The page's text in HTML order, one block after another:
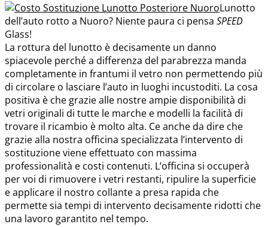
Lunotto
dell’auto rotto a Nuoro? Niente paura ci pensa SPEED
Glass!
La rottura del lunotto è decisamente un danno
spiacevole perché a differenza del parabrezza manda
completamente in frantumi il vetro non permettendo più
di circolare o lasciare l’auto in luoghi incustoditi. La cosa
positiva è che grazie alle nostre ampie disponibilità di
vetri originali di tutte le marche e modelli la facilità di
trovare il ricambio è molto alta. Ce anche da dire che
grazie alla nostra officina specializzata l’intervento di
sostituzione viene effettuato con massima
professionalità e costi contenuti. L’officina si occuperà
per voi di rimuovere i vetri restanti, ripulire la superficie
e applicare il nostro collante a presa rapida che
permette sia tempi di intervento decisamente ridotti che
una lavoro garantito nel tempo.